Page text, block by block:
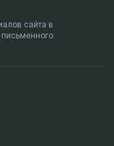
сайта в